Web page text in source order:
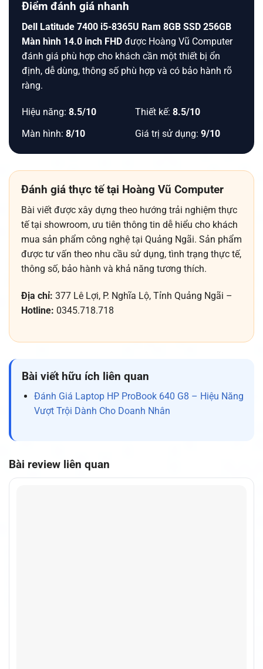
Điểm đánh giá nhanh
Dell Latitude 7400 i5-8365U Ram 8GB SSD 256GB
Màn hình 14.0 inch FHD được Hoàng Vũ Computer
đánh giá phù hợp cho khách cần một thiết bị ổn
định, dễ dùng, thông số phù hợp và có bảo hành rõ
ràng.
Hiệu năng: 8.5/10 Thiết kế: 8.5/10
Màn hình: 8/10 Giá trị sử dụng: 9/10
Đánh giá thực tế tại Hoàng Vũ Computer
Bài viết được xây dựng theo hướng trải nghiệm thực
tế tại showroom, ưu tiên thông tin dễ hiểu cho khách
mua sản phẩm công nghệ tại Quảng Ngãi. Sản phẩm
được tư vấn theo nhu cầu sử dụng, tình trạng thực tế,
thông số, bảo hành và khả năng tương thích.
Địa chỉ: 377 Lê Lợi, P. Nghĩa Lộ, Tỉnh Quảng Ngãi –
Hotline: 0345.718.718
Bài viết hữu ích liên quan
Đánh Giá Laptop HP ProBook 640 G8 – Hiệu Năng
Vượt Trội Dành Cho Doanh Nhân
Bài review liên quan